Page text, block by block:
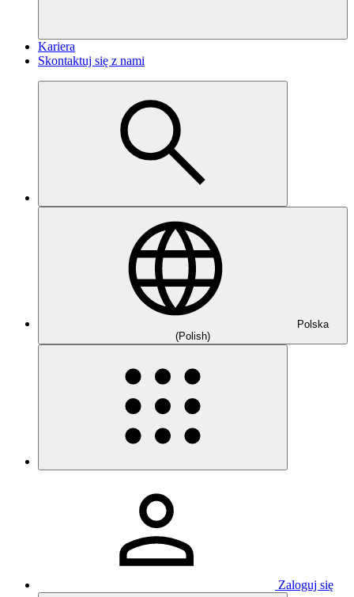
Kariera
Skontaktuj się z nami
Polska
(Polish)
Zaloguj się